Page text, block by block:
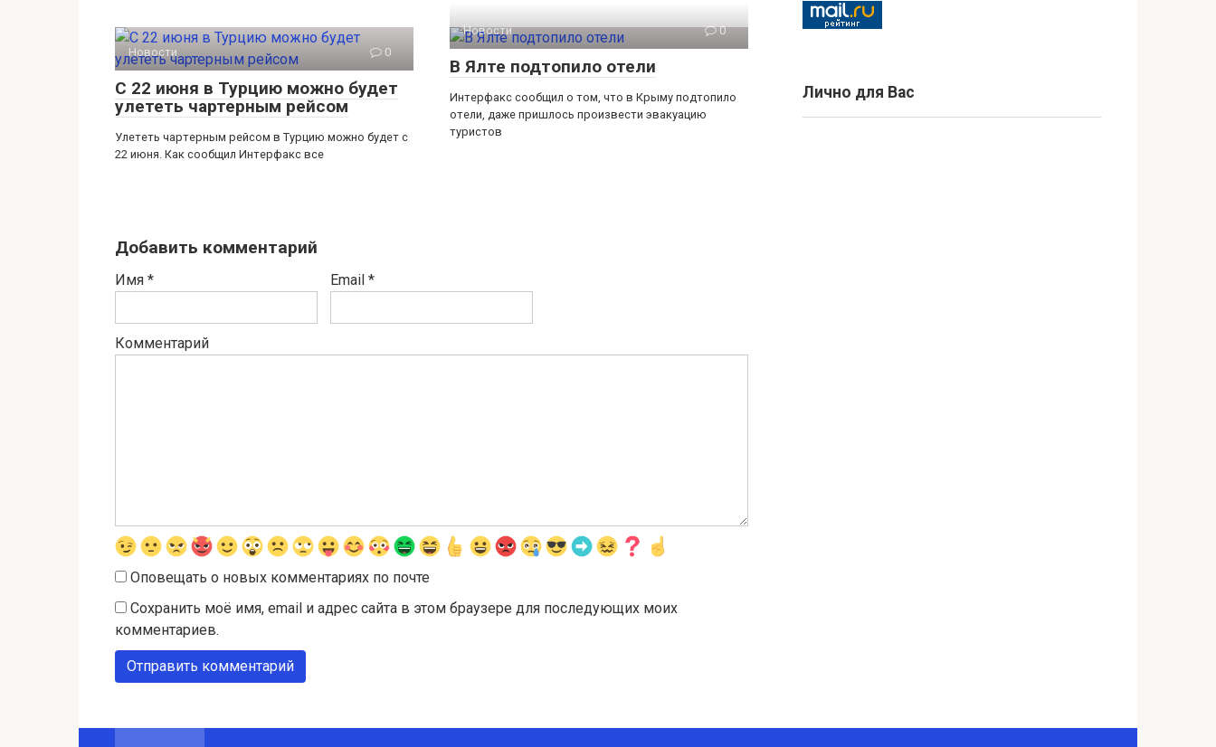
Новости 0
С 22 июня в Турцию можно будет
улететь чартерным рейсом
Улететь чартерным рейсом в Турцию можно будет с
22 июня. Как сообщил Интерфакс все
Новости 0
В Ялте подтопило отели
Интерфакс сообщил о том, что в Крыму подтопило
отели, даже пришлось произвести эвакуацию
туристов
Добавить комментарий
Имя * Email *
Комментарий
Оповещать о новых комментариях по почте
Сохранить моё имя, email и адрес сайта в этом браузере для последующих моих
комментариев.
Лично для Вас